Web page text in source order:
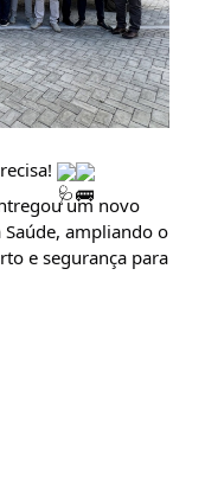
um novo
ampliando o
e segurança para